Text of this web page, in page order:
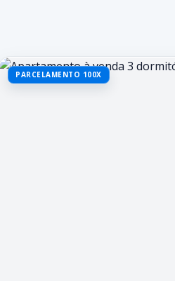
PARCELAMENTO 100X